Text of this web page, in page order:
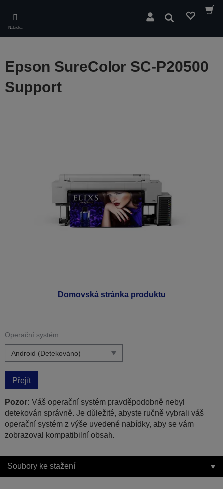
main
content
Nabídka
Hledat
Domovská stránka produktu
Epson SureColor SC-P20500
Support
Operační systém:
Přejít
Pozor: Váš operační systém pravděpodobně nebyl
detekován správně. Je důležité, abyste ručně vybrali váš
operační systém z výše uvedené nabídky, aby se vám
zobrazoval kompatibilní obsah.
Soubory ke stažení